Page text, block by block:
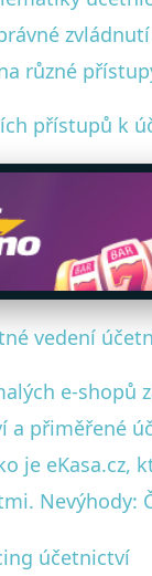
různé
přístupů k
vedení
e-shopů
a přiměřené
je eKasa.cz,
Nevýhody:
účetnictví